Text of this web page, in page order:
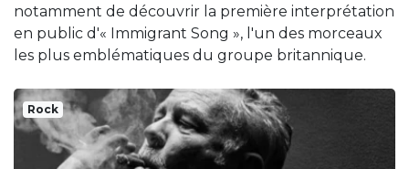
notamment de découvrir la première interprétation
en public d'« Immigrant Song », l'un des morceaux
les plus emblématiques du groupe britannique.
Rock